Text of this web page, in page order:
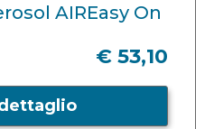
AIREasy On
€ 53,10